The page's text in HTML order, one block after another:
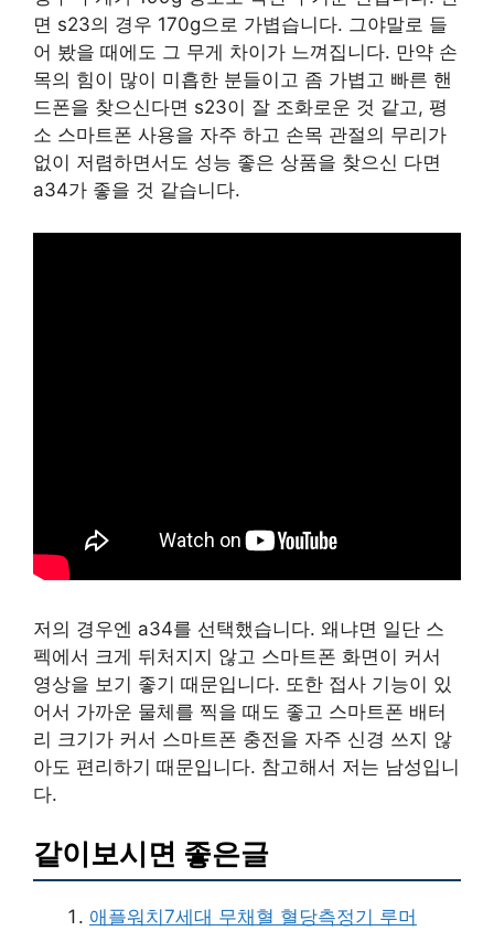
면 s23의 경우 170g으로 가볍습니다. 그야말로 들
어 봤을 때에도 그 무게 차이가 느껴집니다. 만약 손
목의 힘이 많이 미흡한 분들이고 좀 가볍고 빠른 핸
드폰을 찾으신다면 s23이 잘 조화로운 것 같고, 평
소 스마트폰 사용을 자주 하고 손목 관절의 무리가
없이 저렴하면서도 성능 좋은 상품을 찾으신 다면
a34가 좋을 것 같습니다.
저의 경우엔 a34를 선택했습니다. 왜냐면 일단 스
펙에서 크게 뒤처지지 않고 스마트폰 화면이 커서
영상을 보기 좋기 때문입니다. 또한 접사 기능이 있
어서 가까운 물체를 찍을 때도 좋고 스마트폰 배터
리 크기가 커서 스마트폰 충전을 자주 신경 쓰지 않
아도 편리하기 때문입니다. 참고해서 저는 남성입니
다.
같이보시면 좋은글
애플워치7세대 무채혈 혈당측정기 루머